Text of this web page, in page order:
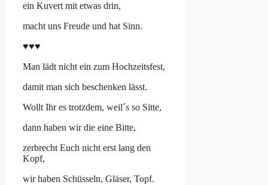
ein Kuvert mit etwas drin,
macht uns Freude und hat Sinn.
♥♥♥
Man lädt nicht ein zum Hochzeitsfest,
damit man sich beschenken lässt.
Wollt Ihr es trotzdem, weil´s so Sitte,
dann haben wir die eine Bitte,
zerbrecht Euch nicht erst lang den
Kopf,
wir haben Schüsseln, Gläser, Topf.